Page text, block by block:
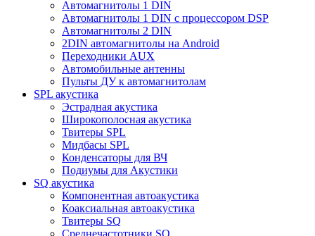
Автомагнитолы 1 DIN
Автомагнитолы 1 DIN с процессором DSP
Автомагнитолы 2 DIN
2DIN автомагнитолы на Android
Переходники AUX
Автомобильные антенны
Пульты ДУ к автомагнитолам
SPL акустика
Эстрадная акустика
Широкополосная акустика
Твитеры SPL
Мидбасы SPL
Конденсаторы для ВЧ
Подиумы для Акустики
SQ акустика
Компонентная автоакустика
Коаксиальная автоакустика
Твитеры SQ
Среднечастотники SQ